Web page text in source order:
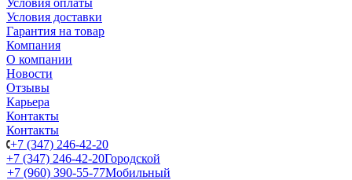
Условия оплаты
Условия доставки
Гарантия на товар
Компания
О компании
Новости
Отзывы
Карьера
Контакты
Контакты
+7 (347) 246-42-20
+7 (347) 246-42-20Городской
+7 (960) 390-55-77Мобильный